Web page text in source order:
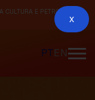
CULTURA E PETROBRAS
PTEN
x